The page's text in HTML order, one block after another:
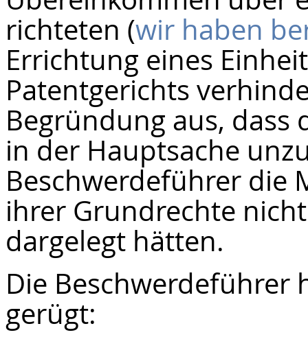
richteten (wir haben
Errichtung eines
Patentgerichts
Begründung aus, dass
in der Hauptsache
Beschwerdeführer die
ihrer Grundrechte
dargelegt hätten.
Die Beschwerdeführer
gerügt: